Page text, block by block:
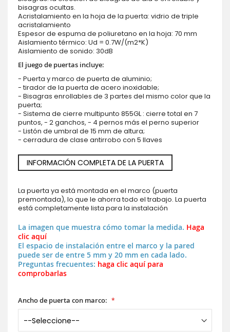
bisagras ocultas.
Acristalamiento en la hoja de la puerta: vidrio de triple
acristalamiento
Espesor de espuma de poliuretano en la hoja: 70 mm
Aislamiento térmico: Ud = 0.7W/(m2*K)
Aislamiento de sonido: 30dB
El juego de puertas incluye:
- Puerta y marco de puerta de aluminio;
- tirador de la puerta de acero inoxidable;
- Bisagras enrollables de 3 partes del mismo color que la
puerta;
- Sistema de cierre multipunto 855GL : cierre total en 7
puntos, - 2 ganchos, - 4 pernos más el perno superior
- Listón de umbral de 15 mm de altura;
- cerradura de clase antirrobo con 5 llaves
INFORMACIÓN COMPLETA DE LA PUERTA
La puerta ya está montada en el marco (puerta
premontada), lo que le ahorra todo el trabajo. La puerta
está completamente lista para la instalación
La imagen que muestra cómo tomar la medida. Haga
clic aquí
El espacio de instalación entre el marco y la pared
puede ser de entre 5 mm y 20 mm en cada lado.
Preguntas frecuentes: haga clic aquí para
comprobarlas
Ancho de puerta con marco: